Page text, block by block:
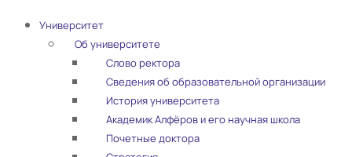
Университет
Об университете
Слово ректора
Сведения об образовательной организации
История университета
Академик Алфёров и его научная школа
Почетные доктора